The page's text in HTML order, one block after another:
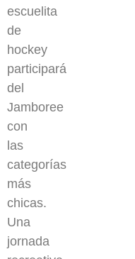
escuelita
de
hockey
participará
del
Jamboree
con
las
categorías
más
chicas.
Una
jornada